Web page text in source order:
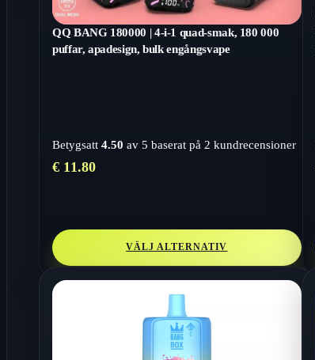
QQ BANG 180000 | 4-i-1 quad-smak, 180 000
puffar, apadesign, bulk engångsvape
Betygsatt 4.50 av 5 baserat på 2 kundrecensioner
€ 11.80
VÄLJ ALTERNATIV